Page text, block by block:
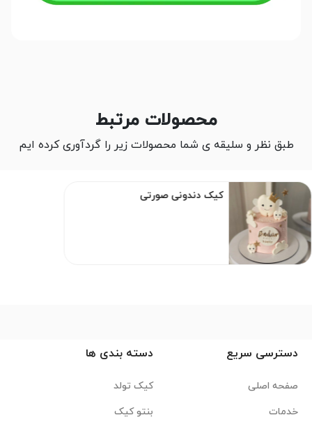
محصولات مرتبط
طبق نظر و سلیقه ی شما محصولات زیر را گردآوری کرده ایم
کیک دندونی صورتی
دسترسی سریع
صفحه اصلی
خدمات
دسته بندی ها
کیک تولد
بنتو کیک